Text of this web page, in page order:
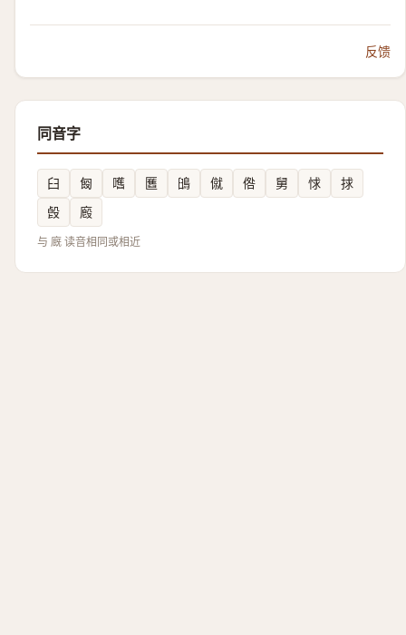
反馈
同音字
臼 匓 嚿 匶 䳎 僦 倃 舅 㤹
捄
㲃
廏
与 廐 读音相同或相近